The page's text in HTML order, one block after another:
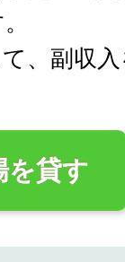
、副収
を貸す